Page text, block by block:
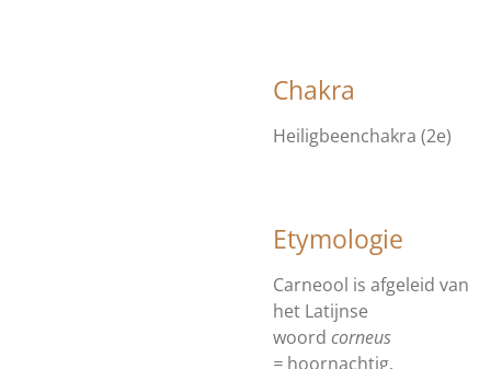
Chakra
Heiligbeenchakra (2e)
Etymologie
Carneool is afgeleid van
het Latijnse
woord corneus
= hoornachtig.